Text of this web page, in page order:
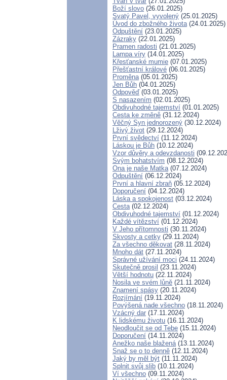
Boží slovo (26.01.2025)
Svatý Pavel, vyvolený (25.01.2025)
Úvod do zbožného života(24.01.2025)
Odpuštění (23.01.2025)
Zázraky (22.01.2025)
Pramen radosti (21.01.2025)
Lampa víry (14.01.2025)
Křesťanské mumie (07.01.2025)
Přešťastní králové (06.01.2025)
Proměna(05.01.2025)
Jen Bůh (04.01.2025)
Odpověď (03.01.2025)
S nasazením (02.01.2025)
Obdivuhodné tajemství (01.01.2025)
Cesta ke změně (31.12.2024)
Věčný Syn jednorozený (30.12.2024)
Lživý život (29.12.2024)
První svědectví (11.12.2024)
Láskou je Bůh (10.12.2024)
Vzor důvěry a odevzdanosti
Svým bohatstvím (08.12.2024)
Ona je naše Matka(07.12.2024)
Odpuštění (06.12.2024)
První a hlavní zbraň (05.12.2024)
Doporučení (04.12.2024)
Láska a spokojenost (03.12.2024)
Cesta(02.12.2024)
Obdivuhodné tajemství (01.12.2024)
Každé vítězství (01.12.2024)
V Jeho přítomnosti (30.11.2024)
Skvosty a cetky (29.11.2024)
Za všechno děkovat (28.11.2024)
Mnoho dát (27.11.2024)
Správné užívání moci (24.11.2024)
Skutečně prosil (23.11.2024)
Větší hodnotu (22.11.2024)
Nosila ve svém lůně (21.11.2024)
Znamení spásy (20.11.2024)
Rozjímání (19.11.2024)
Povýšená nade všechno (18.11.2024)
Vzácný dar (17.11.2024)
K lidskému životu (16.11.2024)
Neodloučit se od Tebe (15.11.2024)
Doporučení (14.11.2024)
Anežko naše blažená(13.11.2024)
Snaž se o to denně (12.11.2024)
Jaký by měl být (11.11.2024)
Splnit svůj slib (10.11.2024)
Ví všechno (09.11.2024)